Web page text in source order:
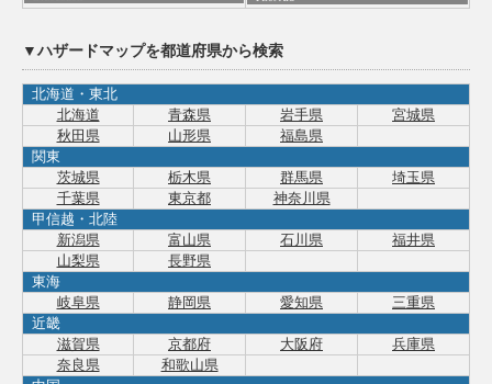
▼ハザードマップを都道府県から検索
北海道・東北
北海道
青森県 岩手県
宮城県
秋田県
山形県
福島県
関東
茨城県
栃木県 群馬県
埼玉県
千葉県
東京都
神奈川県
甲信越・北陸
新潟県
富山県 石川県
福井県
山梨県
長野県
東海
岐阜県
静岡県 愛知県
三重県
近畿
滋賀県
京都府 大阪府
兵庫県
奈良県
和歌山県